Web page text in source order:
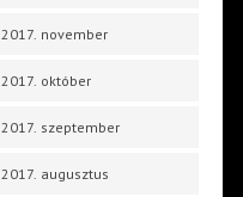
2017. november
2017. október
2017. szeptember
2017. augusztus